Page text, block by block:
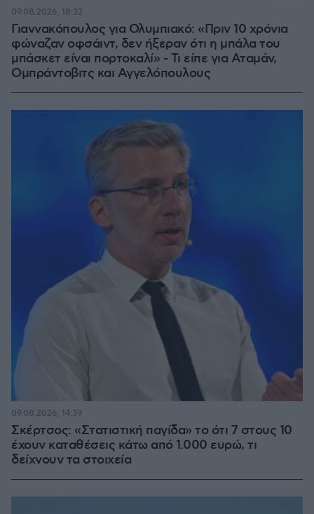
Γιαννακόπουλος για Ολυμπιακό: «Πριν 10 χρόνια
φώναζαν οφσάιντ, δεν ήξεραν ότι η μπάλα του
μπάσκετ είναι πορτοκαλί» - Τι είπε για Αταμάν,
Ομπράντοβιτς και Αγγελόπουλους
09.08.2026, 18:32
Σκέρτσος: «Στατιστική παγίδα» το ότι 7 στους 10
έχουν καταθέσεις κάτω από 1.000 ευρώ, τι
δείχνουν τα στοιχεία
09.08.2026, 14:39